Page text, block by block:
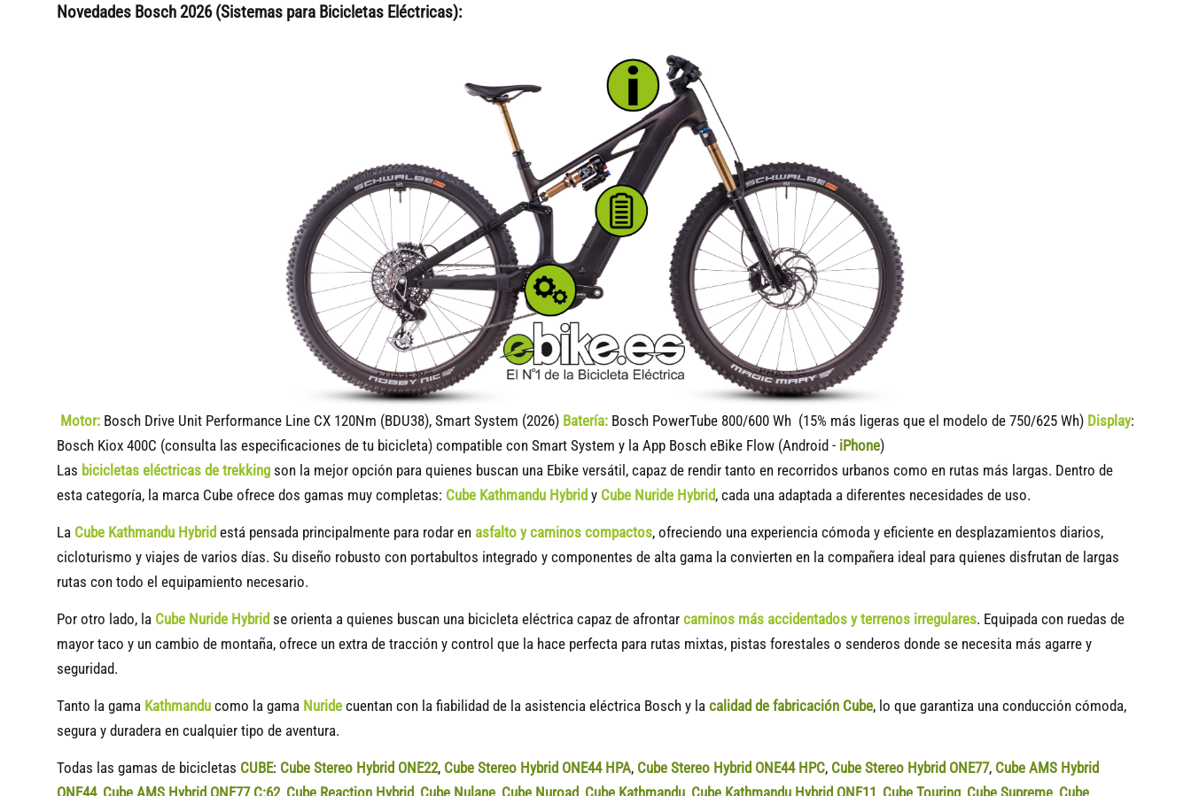
Novedades Bosch 2026 (Sistemas para Bicicletas Eléctricas):
Motor:Bosch Drive Unit Performance Line CX 120Nm (BDU38), Smart System (2026) Batería:Bosch PowerTube 800/600 Wh (15% más ligeras que el modelo de 750/625 Wh) Display:
Bosch Kiox 400C (consulta las especificaciones de tu bicicleta) compatiblecon Smart System y la App Bosch eBike Flow (Android - iPhone)
Las bicicletas eléctricas de trekkingson la mejor opción para quienes buscan una Ebike versátil, capaz de rendir tanto en recorridos urbanos como en rutas más largas. Dentro de
esta categoría, la marca Cube ofrece dos gamas muy completas: Cube Kathmandu Hybrid y Cube Nuride Hybrid, cada una adaptada a diferentes necesidades de uso.
La Cube Kathmandu Hybrid está pensada principalmente para rodar en asfalto y caminos compactos, ofreciendo una experiencia cómoda y eficiente en desplazamientos diarios,
cicloturismo y viajes de varios días. Su diseño robusto con portabultos integrado y componentes de alta gama la convierten en la compañera ideal para quienes disfrutan de largas
rutas con todo el equipamiento necesario.
Por otro lado, la Cube Nuride Hybrid se orienta a quienes buscan una bicicleta eléctrica capaz de afrontar caminos más accidentados y terrenos irregulares. Equipada con ruedas de
mayor taco y un cambio de montaña, ofrece un extra de tracción y control que la hace perfecta para rutas mixtas, pistas forestales o senderos donde se necesita más agarre y
seguridad.
Tanto la gama Kathmanducomo la gama Nuridecuentan con la fiabilidad de la asistencia eléctrica Bosch y la calidad de fabricación Cube, lo que garantiza una conducción cómoda,
segura y duradera en cualquier tipo de aventura.
Todas las gamas de bicicletas CUBE: Cube Stereo Hybrid ONE22, Cube Stereo Hybrid ONE44 HPA, Cube Stereo Hybrid ONE44 HPC, Cube Stereo Hybrid ONE77, Cube AMS Hybrid